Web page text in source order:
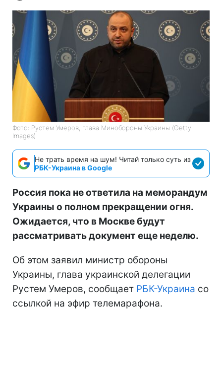
Фото: Рустем Умеров, глава Минобороны Украины (Getty
Images)
Не трать время на шум! Читай только суть из
РБК-Украина в Google
Россия пока не ответила на меморандум
Украины о полном прекращении огня.
Ожидается, что в Москве будут
рассматривать документ еще неделю.
Об этом заявил министр обороны
Украины, глава украинской делегации
Рустем Умеров, сообщает РБК-Украина со
ссылкой на эфир телемарафона.